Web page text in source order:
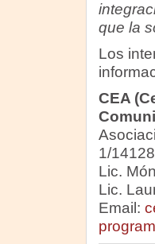
que la
Los
CEA
1/
Lic.
Lic.
Email: